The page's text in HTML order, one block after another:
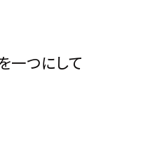
一つにして